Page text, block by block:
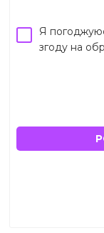
Я
згоду на